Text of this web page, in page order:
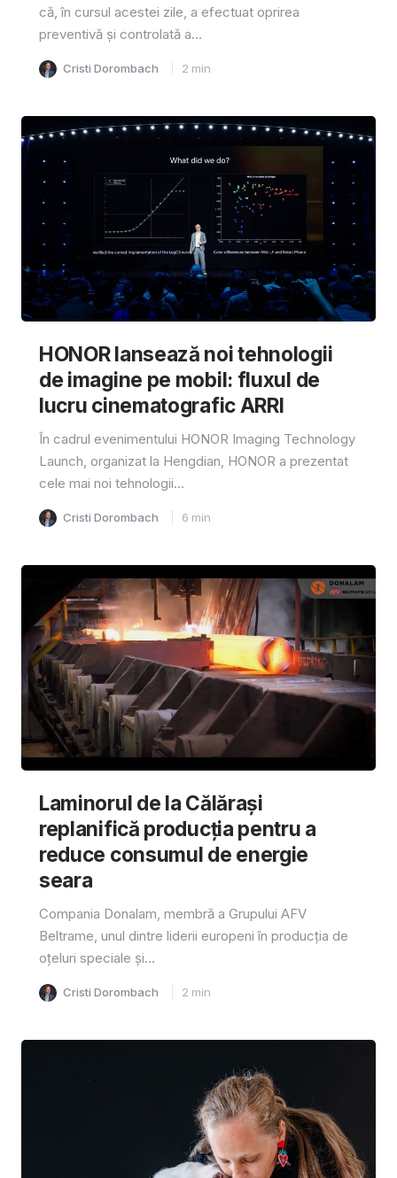
că, în cursul acestei zile, a efectuat oprirea
preventivă și controlată a...
Cristi Dorombach 2 min
HONOR lansează noi tehnologii
de imagine pe mobil: fluxul de
lucru cinematografic ARRI
În cadrul evenimentului HONOR Imaging Technology
Launch, organizat la Hengdian, HONOR a prezentat
cele mai noi tehnologii...
Cristi Dorombach 6 min
Laminorul de la Călărași
replanifică producția pentru a
reduce consumul de energie
seara
Compania Donalam, membră a Grupului AFV
Beltrame, unul dintre liderii europeni în producția de
oțeluri speciale și...
Cristi Dorombach 2 min